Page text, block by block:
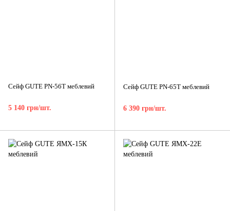
Сейф GUTE PN-56Т меблевий
5 140 грн/шт.
Сейф GUTE PN-65Т меблевий
6 390 грн/шт.